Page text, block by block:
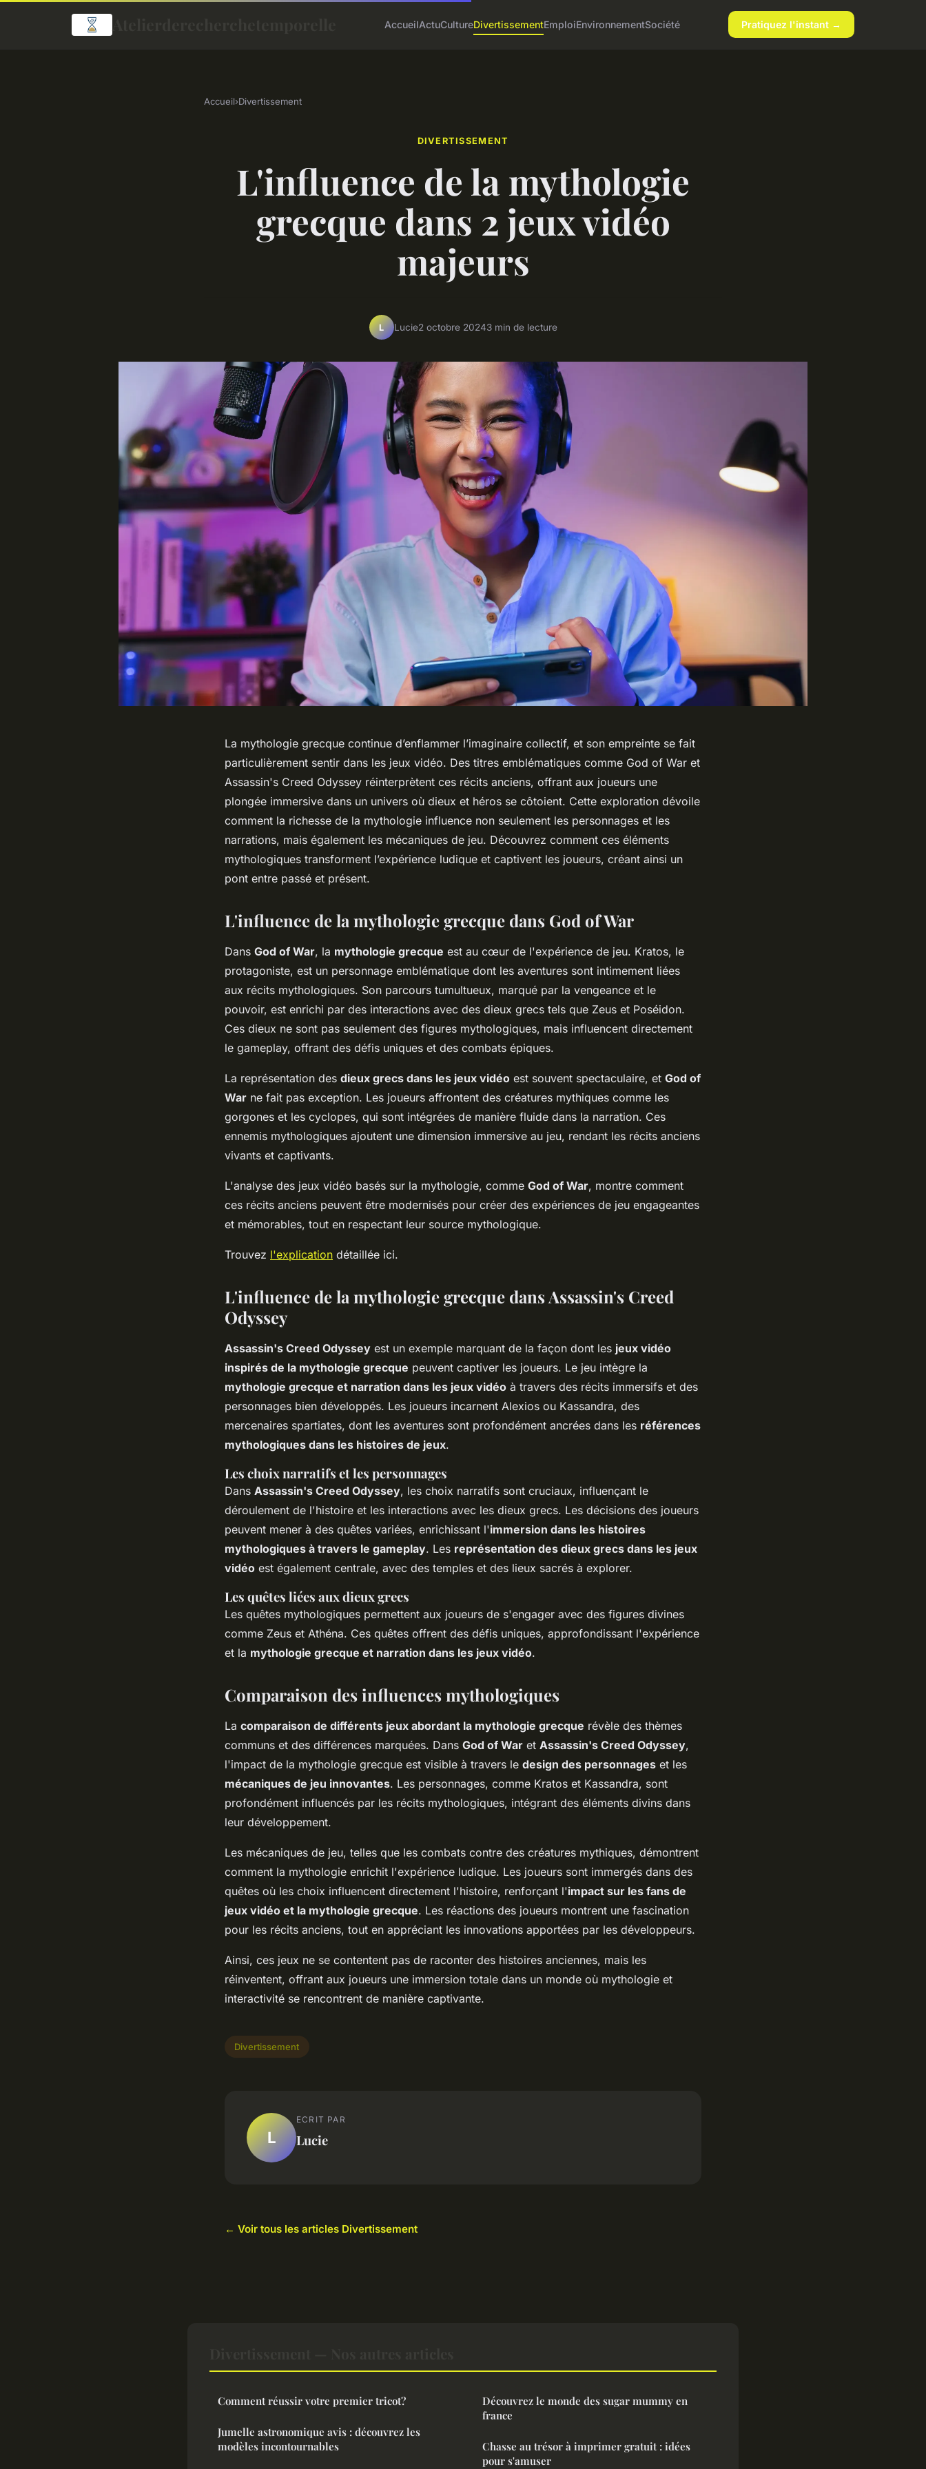
AccueilActuCultureDivertissementEmploiEnvironnementSociété Pratiquez l'instant →
Accueil›Divertissement
DIVERTISSEMENT
L'influence de la mythologie
grecque dans 2 jeux vidéo
majeurs
L Lucie2 octobre 20243 min de lecture
La mythologie grecque continue d’enflammer l’imaginaire collectif, et son empreinte se fait
particulièrement sentir dans les jeux vidéo. Des titres emblématiques comme God of War et
Assassin's Creed Odyssey réinterprètent ces récits anciens, offrant aux joueurs une
plongée immersive dans un univers où dieux et héros se côtoient. Cette exploration dévoile
comment la richesse de la mythologie influence non seulement les personnages et les
narrations, mais également les mécaniques de jeu. Découvrez comment ces éléments
mythologiques transforment l’expérience ludique et captivent les joueurs, créant ainsi un
pont entre passé et présent.
L'influence de la mythologie grecque dans God of War
Dans God of War, la mythologie grecque est au cœur de l'expérience de jeu. Kratos, le
protagoniste, est un personnage emblématique dont les aventures sont intimement liées
aux récits mythologiques. Son parcours tumultueux, marqué par la vengeance et le
pouvoir, est enrichi par des interactions avec des dieux grecs tels que Zeus et Poséidon.
Ces dieux ne sont pas seulement des figures mythologiques, mais influencent directement
le gameplay, offrant des défis uniques et des combats épiques.
La représentation des dieux grecs dans les jeux vidéo est souvent spectaculaire, et God of
War ne fait pas exception. Les joueurs affrontent des créatures mythiques comme les
gorgones et les cyclopes, qui sont intégrées de manière fluide dans la narration. Ces
ennemis mythologiques ajoutent une dimension immersive au jeu, rendant les récits anciens
vivants et captivants.
L'analyse des jeux vidéo basés sur la mythologie, comme God of War, montre comment
ces récits anciens peuvent être modernisés pour créer des expériences de jeu engageantes
et mémorables, tout en respectant leur source mythologique.
Trouvez l'explication détaillée ici.
L'influence de la mythologie grecque dans Assassin's Creed
Odyssey
Assassin's Creed Odyssey est un exemple marquant de la façon dont les jeux vidéo
inspirés de la mythologie grecque peuvent captiver les joueurs. Le jeu intègre la
mythologie grecque et narration dans les jeux vidéo à travers des récits immersifs et des
personnages bien développés. Les joueurs incarnent Alexios ou Kassandra, des
mercenaires spartiates, dont les aventures sont profondément ancrées dans les références
mythologiques dans les histoires de jeux.
Les choix narratifs et les personnages
Dans Assassin's Creed Odyssey, les choix narratifs sont cruciaux, influençant le
déroulement de l'histoire et les interactions avec les dieux grecs. Les décisions des joueurs
peuvent mener à des quêtes variées, enrichissant l'immersion dans les histoires
mythologiques à travers le gameplay. Les représentation des dieux grecs dans les jeux
vidéo est également centrale, avec des temples et des lieux sacrés à explorer.
Les quêtes liées aux dieux grecs
Les quêtes mythologiques permettent aux joueurs de s'engager avec des figures divines
comme Zeus et Athéna. Ces quêtes offrent des défis uniques, approfondissant l'expérience
et la mythologie grecque et narration dans les jeux vidéo.
Comparaison des influences mythologiques
La comparaison de différents jeux abordant la mythologie grecque révèle des thèmes
communs et des différences marquées. Dans God of War et Assassin's Creed Odyssey,
l'impact de la mythologie grecque est visible à travers le design des personnages et les
mécaniques de jeu innovantes. Les personnages, comme Kratos et Kassandra, sont
profondément influencés par les récits mythologiques, intégrant des éléments divins dans
leur développement.
Les mécaniques de jeu, telles que les combats contre des créatures mythiques, démontrent
comment la mythologie enrichit l'expérience ludique. Les joueurs sont immergés dans des
quêtes où les choix influencent directement l'histoire, renforçant l'impact sur les fans de
jeux vidéo et la mythologie grecque. Les réactions des joueurs montrent une fascination
pour les récits anciens, tout en appréciant les innovations apportées par les développeurs.
Ainsi, ces jeux ne se contentent pas de raconter des histoires anciennes, mais les
réinventent, offrant aux joueurs une immersion totale dans un monde où mythologie et
interactivité se rencontrent de manière captivante.
Divertissement
L
ECRIT PAR
Lucie
← Voir tous les articles Divertissement
Comment réussir votre premier tricot?
Jumelle astronomique avis : découvrez les
modèles incontournables
Découvrez le monde des sugar mummy en
france
Chasse au trésor à imprimer gratuit : idées
pour s'amuser